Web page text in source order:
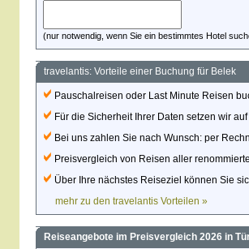
(nur notwendig, wenn Sie ein bestimmtes Hotel
travelantis: Vorteile einer Buchung für Belek
Pauschalreisen oder Last Minute Reisen
Für die Sicherheit Ihrer Daten setzen wir
Bei uns zahlen Sie nach Wunsch: per
Preisvergleich von Reisen aller
Über Ihre nächstes Reiseziel können Sie
mehr zu den travelantis Vorteilen »
Reiseangebote im Preisvergleich 2026 in